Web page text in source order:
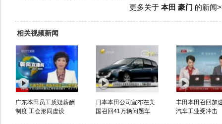
更多关于 本田 豪门 的新闻
相关视频新闻
广东本田员工质疑薪酬
制度 工会形同虚设
日本本田公司宣布在美
国召回41万辆问题车
丰田本田召回加
汽车工业受冲击